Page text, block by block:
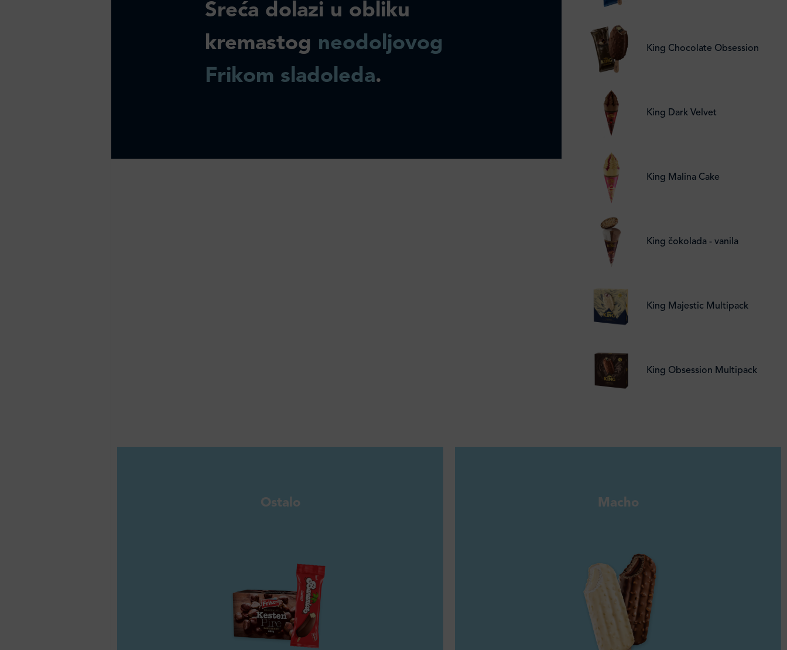
Sreća dolazi u obliku
kremastog neodoljovog
Frikom sladoleda.
King Chocolate Obsession
King Dark Velvet
King Malina Cake
King čokolada - vanila
King Majestic Multipack
King Obsession Multipack
Ostalo Macho